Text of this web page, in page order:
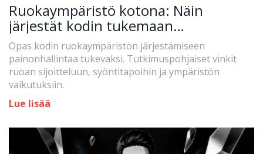
Ruokaympäristö kotona: Näin
järjestät kodin tukemaan
painonhallintaa
Opas kodin ruokaympäristön järjestämiseen
painonhallintaa tukevaksi. Tutkimuspohjaiset vinkit
ruoan sijoitteluun, syöntitapoihin ja ympäristön
vaikutuksiin.
Lue lisää